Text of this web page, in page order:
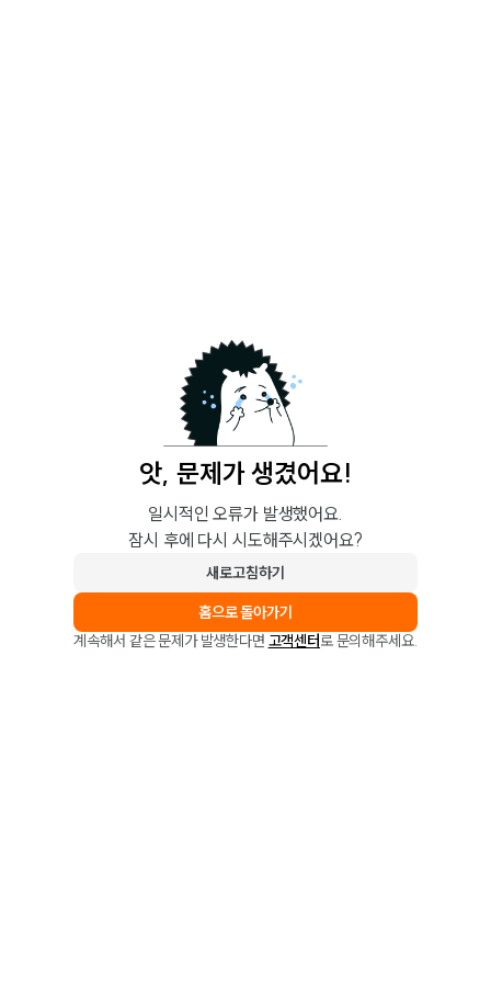
앗, 문제가 생겼어요!
일시적인 오류가 발생했어요.
잠시 후에 다시 시도해주시겠어요?
새로고침하기
홈으로 돌아가기
계속해서 같은 문제가 발생한다면 고객센터로 문의해주세요.